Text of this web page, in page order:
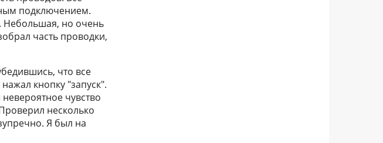
подключением.
Небольшая, но очень
часть проводки,
что все
кнопку "запуск".
чувство
несколько
Я был на